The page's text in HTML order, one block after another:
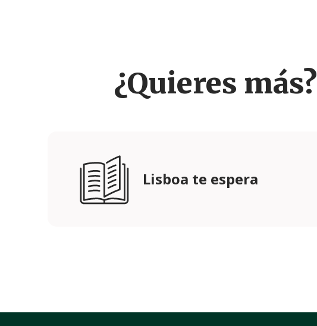
¿Quieres más?
Lisboa te espera